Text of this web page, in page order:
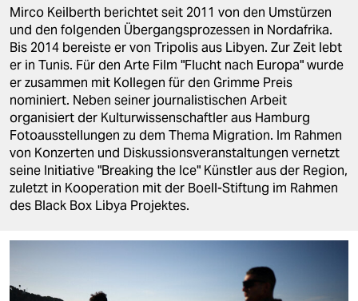
berlin
nord
wahrheit
verlag
verlag
veranstaltungen
unterstützen
Mirco Keilberth berichtet seit 2011 von den Umstürzen
und den folgenden Übergangsprozessen in Nordafrika.
Bis 2014 bereiste er von Tripolis aus Libyen. Zur Zeit lebt
er in Tunis. Für den Arte Film "Flucht nach Europa" wurde
er zusammen mit Kollegen für den Grimme Preis
nominiert. Neben seiner journalistischen Arbeit
organisiert der Kulturwissenschaftler aus Hamburg
Fotoausstellungen zu dem Thema Migration. Im Rahmen
von Konzerten und Diskussionsveranstaltungen vernetzt
seine Initiative "Breaking the Ice" Künstler aus der Region,
zuletzt in Kooperation mit der Boell-Stiftung im Rahmen
des Black Box Libya Projektes.